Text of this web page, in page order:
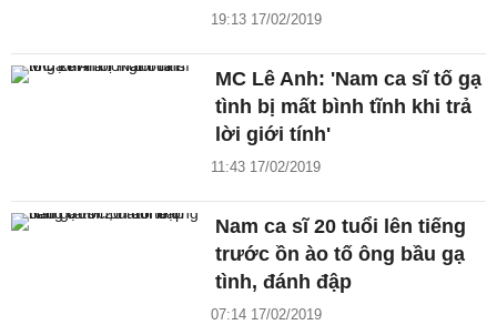
19:13 17/02/2019
MC Lê Anh: 'Nam ca sĩ tố gạ
tình bị mất bình tĩnh khi trả
lời giới tính'
11:43 17/02/2019
Nam ca sĩ 20 tuổi lên tiếng
trước ồn ào tố ông bầu gạ
tình, đánh đập
07:14 17/02/2019